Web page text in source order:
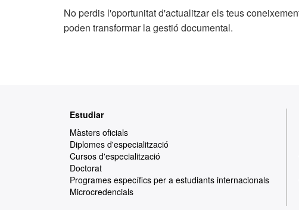
No perdis l'oportunitat d'actualitzar els teus
poden transformar la gestió documental.
Estudiar
Màsters oficials
Diplomes d'especialització
Cursos d'especialització
Doctorat
Programes específics per a estudiants internacionals
Microcredencials